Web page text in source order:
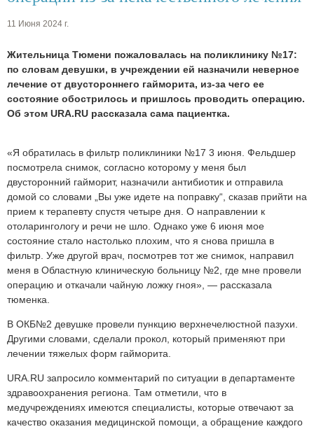
11 Июня 2024 г.
Жительница Тюмени пожаловалась на поликлинику №17:
по словам девушки, в учреждении ей назначили неверное
лечение от двустороннего гайморита, из-за чего ее
состояние обострилось и пришлось проводить операцию.
Об этом URA.RU рассказала сама пациентка.
«Я обратилась в фильтр поликлиники №17 3 июня. Фельдшер
посмотрела снимок, согласно которому у меня был
двусторонний гайморит, назначили антибиотик и отправила
домой со словами „Вы уже идете на поправку“, сказав прийти на
прием к терапевту спустя четыре дня. О направлении к
отоларингологу и речи не шло. Однако уже 6 июня мое
состояние стало настолько плохим, что я снова пришла в
фильтр. Уже другой врач, посмотрев тот же снимок, направил
меня в Областную клиническую больницу №2, где мне провели
операцию и откачали чайную ложку гноя», — рассказала
тюменка.
В ОКБ№2 девушке провели пункцию верхнечелюстной пазухи.
Другими словами, сделали прокол, который применяют при
лечении тяжелых форм гайморита.
URA.RU запросило комментарий по ситуации в департаменте
здравоохранения региона. Там отметили, что в
медучреждениях имеются специалисты, которые отвечают за
качество оказания медицинской помощи, а обращение каждого